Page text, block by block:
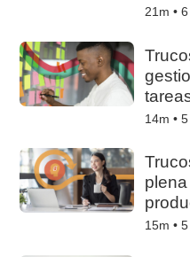
21m •6
14m •5
15m •5